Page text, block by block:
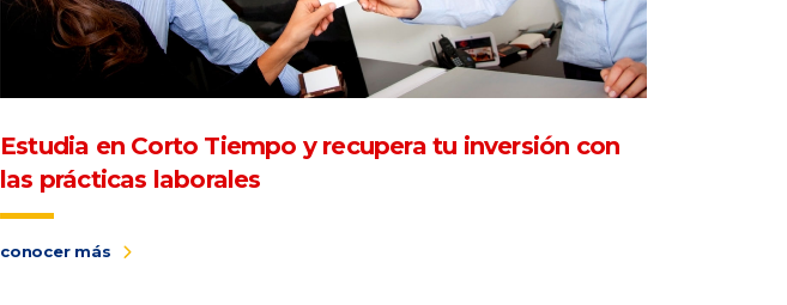
Estudia en Corto Tiempo y recupera tu inversión con
las prácticas laborales
conocer más